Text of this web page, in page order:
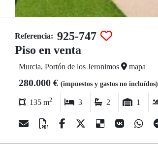
Referencia: 925-747
Piso en venta
Murcia, Portón de los Jeronimos mapa
280.000 € (impuestos y gastos no incluídos)
135 m2 3 2 1